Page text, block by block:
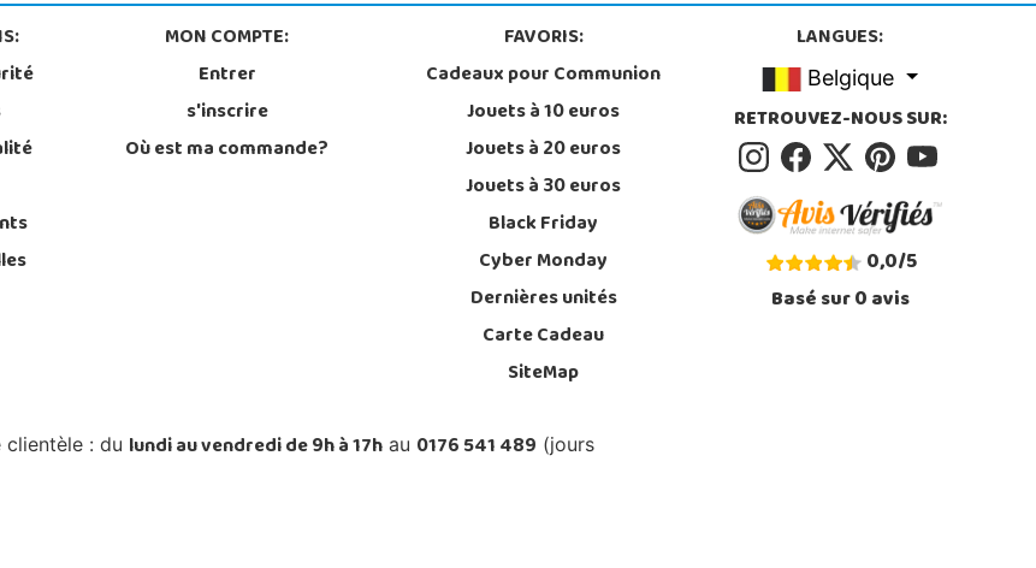
MON COMPTE:
Entrer
s'inscrire
Où est ma commande?
FAVORIS:
Cadeaux pour Communion
Jouets à 10 euros
Jouets à 20 euros
Jouets à 30 euros
Black Friday
Cyber Monday
Dernières unités
Carte Cadeau
SiteMap
LANGUES:
Belgique
RETROUVEZ-NOUS SUR:
0,0/5
Basé sur0avis
clientèle : du lundi au vendredi de 9h à 17h au 0176 541 489 (jours